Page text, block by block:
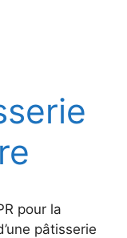
pour la
pâtisserie